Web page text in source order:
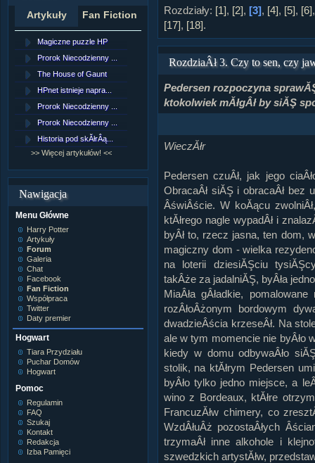
Helga Hufflepuff
Inne
James Potter
James Syriusz Potter
Lily Evans
Lily Luna Potter
Lord Voldemort
Lucjusz Malfoy
Luna Lovegood
Minerwa MacGonagall
Neville Longbottom
Nimfadora Tonks
Ron Weasley
Rose Weasley
Rowena Ravenclaw
Salazar Slytherin
Scorpius Malfoy
Severus Snape
Syriusz Black
Teddy Lupin
wÂłasna postaĂŚ
Artykuły Fan Fiction
Magiczne puzzle HP
Prorok Niecodzienny ...
The House of Gaunt
HPnet istnieje napra...
Prorok Niecodzienny ...
Prorok Niecodzienny ...
Historia pod skĂłrÂą...
>> Więcej artykułów! <<
[NZ]RozdziaÂł 10 cz...
[NZ]RozdziaÂł 10 cz...
Remus Lupin
[NZ]RozdziaÂł 9 cz....
[NZ]RozdziaÂł 8 cz....
>> Więcej fan fiction! <<
Nawigacja
Menu Główne
Harry Potter
Artykuły
Forum
Galeria
Chat
Facebook
Fan Fiction
Współpraca
Twitter
Daty premier
Hogwart
Tiara Przydziału
Puchar Domów
Hogwart
Pomoc
Regulamin
FAQ
Szukaj
Kontakt
Redakcja
Izba Pamięci
Rozdziały: [1], [2], [3], [4], [5], [6]
[17], [18].
RozdziaÂł 3. Czy to sen, czy
Pedersen rozpoczyna
ktokolwiek mĂłgÂł by siĂŞ
WieczĂłr
Pedersen czuÂł, jak jego
ObracaÂł siĂŞ i obracaÂł bez
ÂświÂście. W koĂącu
ktĂłrego nagle wypadÂł i
byÂł to, rzecz jasna, ten dom,
magiczny dom - wielka
na loterii dziesiĂŞciu
takÂże za jadalniĂŞ, byÂła
MiaÂła gÂładkie,
rozÂłoÂżonym bordowym
dwadzieÂścia krzeseÂł. Na
ale w tym momencie nie byÂło
kiedy w domu odbywaÂło
stolik, na ktĂłrym Pedersen
byÂło tylko jedno miejsce, a
wino z Bordeaux, ktĂłre
FrancuzĂłw chimery, co
WzdÂłuÂż pozostaÂłych
trzymaÂł inne alkohole i
szwedzkich artystĂłw,